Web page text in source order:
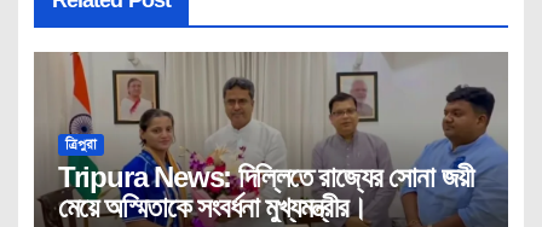
ত্রিপুরা
Tripura News: দিল্লিতে রাজ্যের সোনা জয়ী
মেয়ে অস্মিতাকে সংবর্ধনা মুখ্যমন্ত্রীর।